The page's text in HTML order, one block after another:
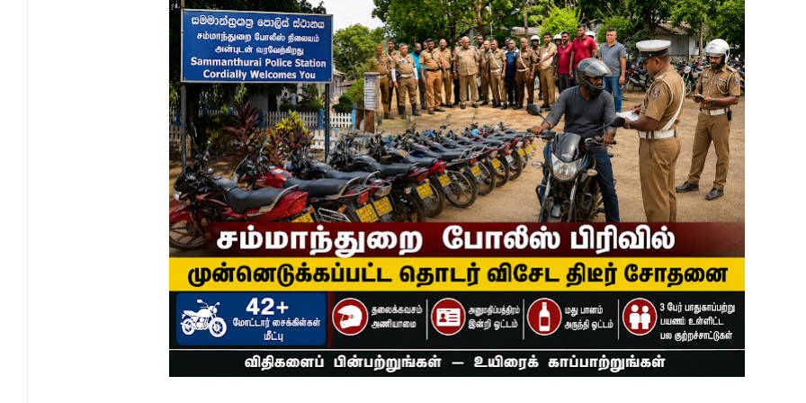
தென்கிழக்குப் பல்கலைக்கழகத்தில் புவித் தகவல் தொழில்நுட்ப குறுகியகால கற்கைநெறி ஆரம்பம்: பன்முகக்
காலத்தின் தேவை – பீடாதிபதி பேராசிரியர் எம். எம். பாஸில்
தீகவாபியில் பயிர்ச்செய்கைகள் நாசம்- அறுவடைக்குத் தயாராகவிருந்த நெல் வயல்களை துவம்சம் செய்த
தென்கிழக்குப் பல்கலைக்கழகத்திற்கு மேலும் ஓர் பெருமை
தென்கிழக்குப் பல்கலையில் மூன்று நாட்கள், ஒன்பது அமர்வுகள்; 3,397 பட்டதாரிகளுக்கு பட்டங்கள் –
நினைவுப் பதக்கங்கள் மற்றும் சிறப்புப் பரிசுகள்
இலங்கை அஹ்திய்யா பாடசாலைகளின் 75ஆவது ஆண்டு பவள விழா ஏற்பாடுகள் தொடர்பாக அம்பாறை
தென்கிழக்குப் பல்கலைக்கழக ஊழியர் சங்கத்தின் புதிய செயலாளராக நாபி எம். முஸ்னி பதவியேற்பு
வியப்பில் ஆழ்த்தும் விபூதி மலை! – கதிர்காமத்தின் மறைந்திருக்கும் அதிசயம்
சாய்ந்தமருது லீடர் அஸ்ரப் வித்தியாலயத்தில் சுற்றாடல் சார் செயற்பாட்டு முகாம்
சாய்ந்தமருது ரியல் பிளாஸ்டர் விளையாட்டுக் கழகத்தின் ரீஜென்சி டி20 பிளாஸ்ட் கிரிக்கெட் சுற்றுப்போட்டி
நிதி மோசடிகளைத் தடுப்பதற்காக மத்திய வங்கி – பொலிஸார் இணைந்து அம்பாறையில் விசேட விழிப்புணர்வு